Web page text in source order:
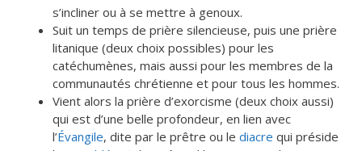
s’incliner ou à se mettre à genoux.
Suit un temps de prière silencieuse, puis une prière
litanique (deux choix possibles) pour les
catéchumènes, mais aussi pour les membres de la
communautés chrétienne et pour tous les hommes.
Vient alors la prière d’exorcisme (deux choix aussi)
qui est d’une belle profondeur, en lien avec
l’Évangile, dite par le prêtre ou le diacre qui préside